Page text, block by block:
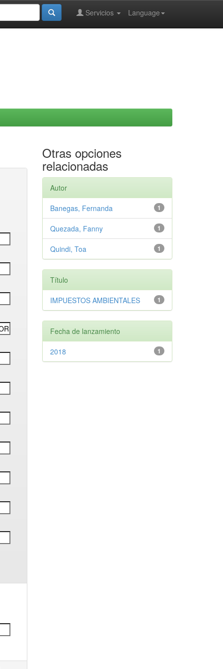
Language
Servicios
Otras opciones
relacionadas
Autor
1
Banegas, Fernanda
1
Quezada, Fanny
1
Quindi, Toa
Título
1
IMPUESTOS AMBIENTALES
Fecha de lanzamiento
1
2018